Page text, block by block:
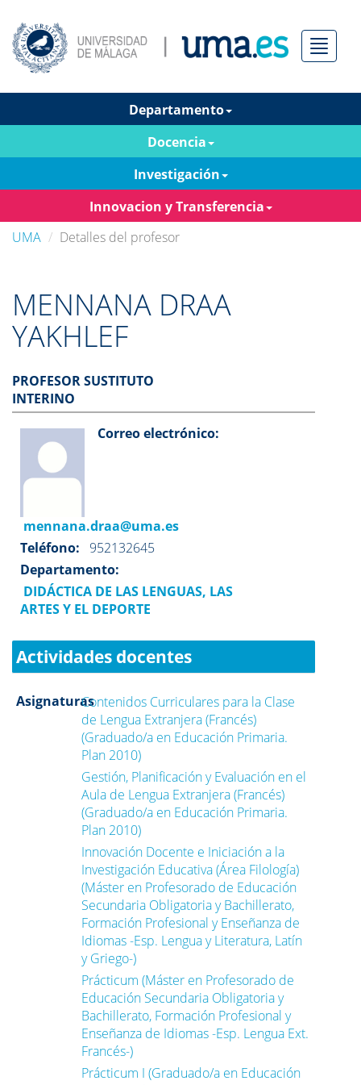
Menú
Departamento
Docencia
Investigación
Innovacion y Transferencia
UMA
Detalles del profesor
MENNANA DRAA
YAKHLEF
PROFESOR SUSTITUTO
INTERINO
Correo electrónico:
mennana.draa@uma.es
Teléfono: 952132645
Departamento:
DIDÁCTICA DE LAS LENGUAS, LAS
ARTES Y EL DEPORTE
Actividades docentes
AsignaturasContenidos Curriculares para la Clase
de Lengua Extranjera (Francés)
(Graduado/a en Educación Primaria.
Plan 2010)
Gestión, Planificación y Evaluación en el
Aula de Lengua Extranjera (Francés)
(Graduado/a en Educación Primaria.
Plan 2010)
Innovación Docente e Iniciación a la
Investigación Educativa (Área Filología)
(Máster en Profesorado de Educación
Secundaria Obligatoria y Bachillerato,
Formación Profesional y Enseñanza de
Idiomas -Esp. Lengua y Literatura, Latín
y Griego-)
Prácticum (Máster en Profesorado de
Educación Secundaria Obligatoria y
Bachillerato, Formación Profesional y
Enseñanza de Idiomas -Esp. Lengua Ext.
Francés-)
Prácticum I (Graduado/a en Educación